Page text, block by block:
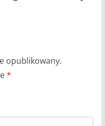
opublikowany.
*